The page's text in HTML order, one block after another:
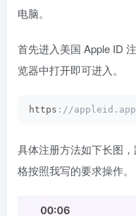
电脑。
首先进入美国 Apple ID
览器中打开即可进入。
https ://
具体注册方法如下长图
格按照我写的要求操作。